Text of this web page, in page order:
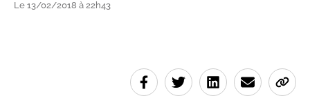
Le 13/02/2018 à 22h43